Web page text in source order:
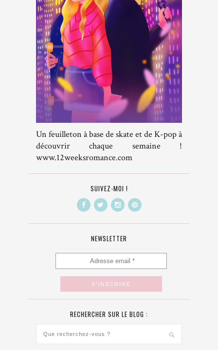
Un feuilleton à base de skate et de K-pop à
découvrir chaque semaine !
www.12weeksromance.com
SUIVEZ-MOI !
NEWSLETTER
RECHERCHER SUR LE BLOG :